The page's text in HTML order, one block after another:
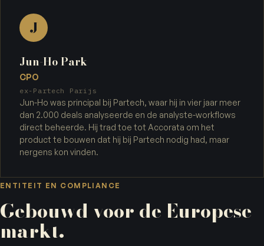
J
Jun-Ho Park
CPO
ex-Partech Parijs
Jun-Ho was principal bij Partech, waar hij in vier jaar meer
dan 2.000 deals analyseerde en de analyste-workflows
direct beheerde. Hij trad toe tot Accorata om het
product te bouwen dat hij bij Partech nodig had, maar
nergens kon vinden.
ENTITEIT EN COMPLIANCE
Gebouwd voor de Europese
markt.